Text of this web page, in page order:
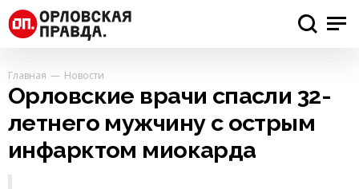
Главная Новости
Орловские врачи спасли 32-
летнего мужчину с острым
инфарктом миокарда